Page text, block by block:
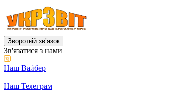
Зворотній звʼязок
Зв'язатися з нами
Наш Вайбер
Наш Телеграм